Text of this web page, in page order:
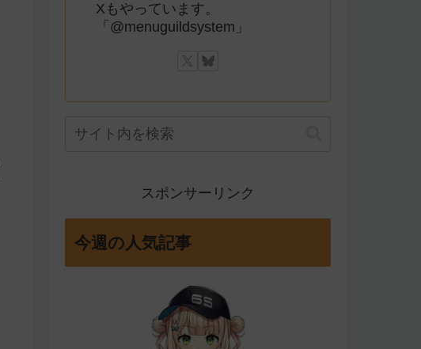
Xもやっています。
「@menuguildsystem」
スポンサーリンク
今週の人気記事